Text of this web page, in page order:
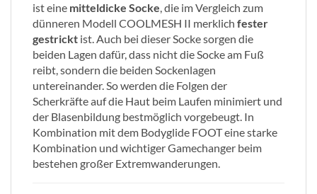
ist eine mitteldicke Socke, die im Vergleich zum
dünneren Modell COOLMESH II merklich fester
gestrickt ist. Auch bei dieser Socke sorgen die
beiden Lagen dafür, dass nicht die Socke am Fuß
reibt, sondern die beiden Sockenlagen
untereinander. So werden die Folgen der
Scherkräfte auf die Haut beim Laufen minimiert und
der Blasenbildung bestmöglich vorgebeugt. In
Kombination mit dem Bodyglide FOOT eine starke
Kombination und wichtiger Gamechanger beim
bestehen großer Extremwanderungen.